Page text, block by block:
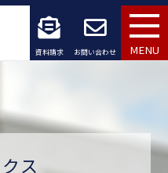
資料請求 お問い合わせ MENU
ス